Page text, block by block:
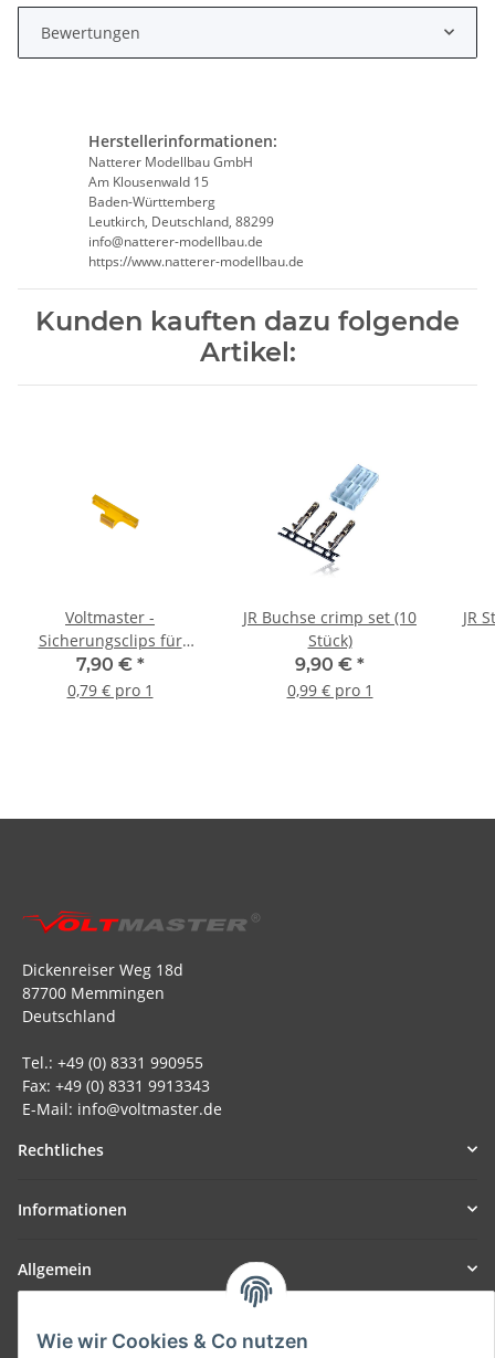
Wie wir Cookies & Co nutzen
Bewertungen
Herstellerinformationen:
Natterer Modellbau GmbH
Am Klousenwald 15
Baden-Württemberg
Leutkirch, Deutschland, 88299
info@natterer-modellbau.de
https://www.natterer-modellbau.de
Kunden kauften dazu folgende
Artikel:
Voltmaster -
Sicherungsclips für
Servostecker lang (10
Stück)
7,90 € *
0,79 € pro 1
JR Buchse crimp set (10
Stück)
9,90 € *
0,99 € pro 1
JR
Dickenreiser Weg 18d
87700 Memmingen
Deutschland
Tel.: +49 (0) 8331 990955
Fax: +49 (0) 8331 9913343
E-Mail: info@voltmaster.de
Rechtliches
Informationen
Allgemein
Teil unseres Netzwerks:
SmoliTec - Safety. Simplified. Worldwide. ( B2B Shop )